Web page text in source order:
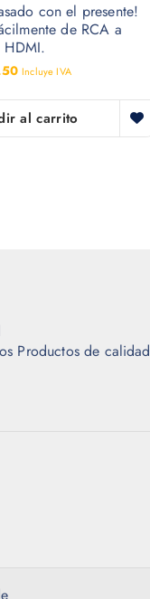
con el presente!
de RCA a
HDMI.
Incluye IVA
al carrito
Productos de calidad